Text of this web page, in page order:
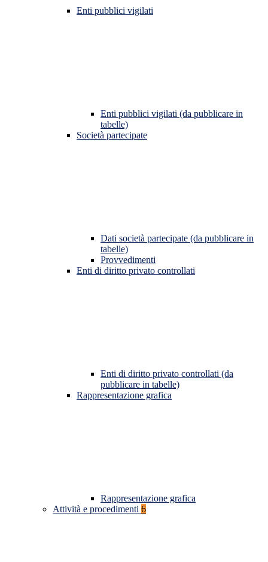
Enti pubblici vigilati
Enti pubblici vigilati (da pubblicare in
tabelle)
Società partecipate
Dati società partecipate (da pubblicare in
tabelle)
Provvedimenti
Enti di diritto privato controllati
Enti di diritto privato controllati (da
pubblicare in tabelle)
Rappresentazione grafica
Rappresentazione grafica
Attività e procedimenti 6